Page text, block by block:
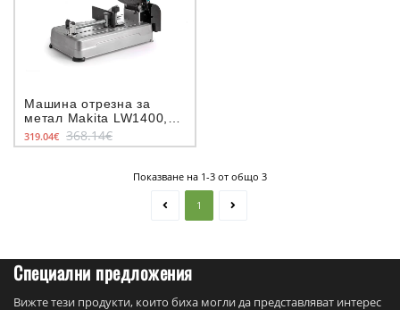
Машина отрезна за
метал Makita LW1400,
2400W, 355 мм
319.04€ 368.14€
Показване на 1-3 от общо 3
1
Специални предложения
Вижте тези продукти, които биха могли да представляват интерес